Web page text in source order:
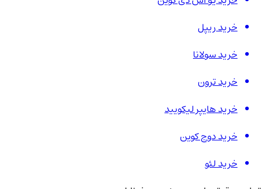
خرید ریپل
خرید سولانا
خرید ترون
خرید هایپر لیکویید
خرید دوج کوین
خرید لئو